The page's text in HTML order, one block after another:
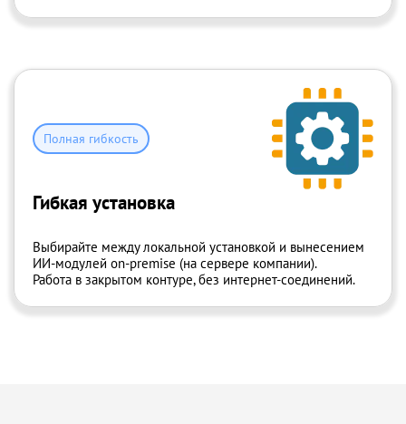
Гибкая установка
Выбирайте между локальной установкой и вынесением
ИИ-модулей on-premise (на сервере компании).
Работа в закрытом контуре, без интернет-соединений.
Полная гибкость